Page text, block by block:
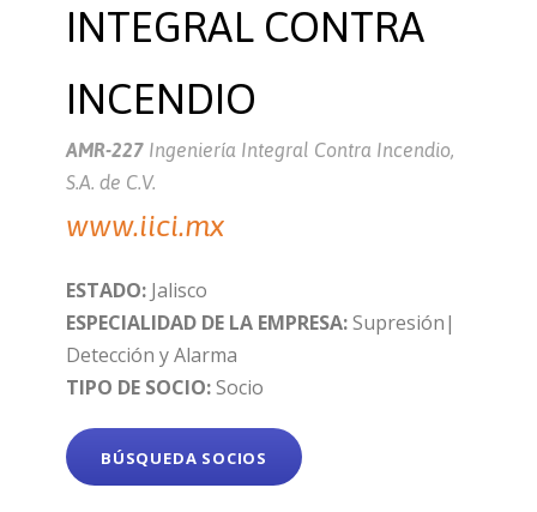
INTEGRAL CONTRA
INCENDIO
AMR-227 Ingeniería Integral Contra Incendio,
S.A. de C.V.
www.iici.mx
ESTADO: Jalisco
ESPECIALIDAD DE LA EMPRESA:Supresión|
Detección y Alarma
TIPO DE SOCIO:Socio
BÚSQUEDA SOCIOS